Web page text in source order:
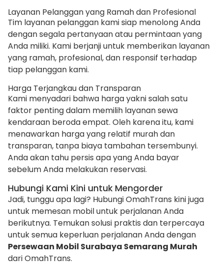
Layanan Pelanggan yang Ramah dan Profesional
Tim layanan pelanggan kami siap menolong Anda
dengan segala pertanyaan atau permintaan yang
Anda miliki. Kami berjanji untuk memberikan layanan
yang ramah, profesional, dan responsif terhadap
tiap pelanggan kami.
Harga Terjangkau dan Transparan
Kami menyadari bahwa harga yakni salah satu
faktor penting dalam memilih layanan sewa
kendaraan beroda empat. Oleh karena itu, kami
menawarkan harga yang relatif murah dan
transparan, tanpa biaya tambahan tersembunyi.
Anda akan tahu persis apa yang Anda bayar
sebelum Anda melakukan reservasi.
Hubungi Kami Kini untuk Mengorder
Jadi, tunggu apa lagi? Hubungi OmahTrans kini juga
untuk memesan mobil untuk perjalanan Anda
berikutnya. Temukan solusi praktis dan terpercaya
untuk semua keperluan perjalanan Anda dengan
Persewaan Mobil Surabaya Semarang Murah
dari OmahTrans.